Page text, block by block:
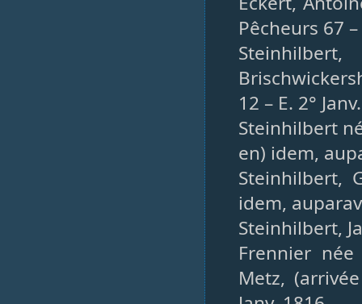
Pêcheurs 67
12 – E. 2°
Steinhilbert
en) idem,
Steinhilbert,
idem,
Steinhilbert,
Frennier
Metz,